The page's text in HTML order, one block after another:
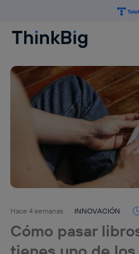
Hace 4 semanas INNOVACIÓN
Cómo pasar